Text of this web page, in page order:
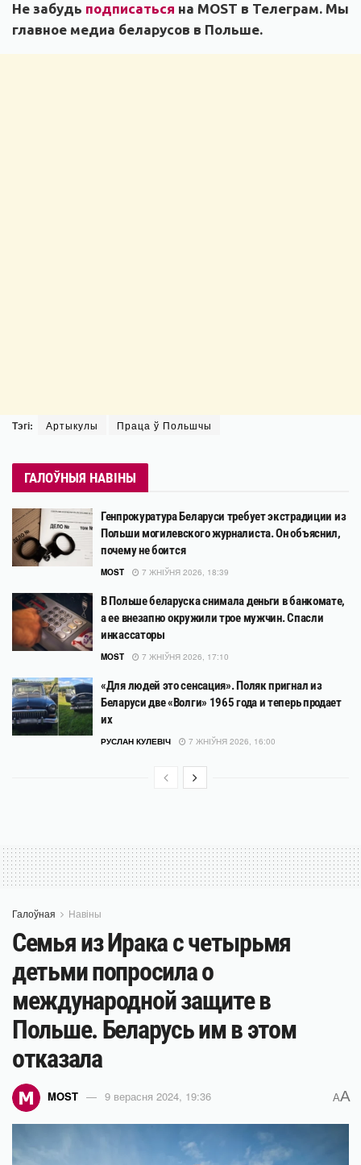
Не забудь подписаться на MOST в Телеграм. Мы
главное медиа беларусов в Польше.
Тэгі: Артыкулы Праца ў Польшчы
ГАЛОЎНЫЯ НАВІНЫ
Генпрокуратура Беларуси требует экстрадиции из
Польши могилевского журналиста. Он объяснил,
почему не боится
MOST 7 ЖНІЎНЯ 2026, 18:39
В Польше беларуска снимала деньги в банкомате,
а ее внезапно окружили трое мужчин. Спасли
инкассаторы
MOST 7 ЖНІЎНЯ 2026, 17:10
«Для людей это сенсация». Поляк пригнал из
Беларуси две «Волги» 1965 года и теперь продает
их
РУСЛАН КУЛЕВІЧ 7 ЖНІЎНЯ 2026, 16:00
Галоўная Навіны
Семья из Ирака с четырьмя
детьми попросила о
международной защите в
Польше. Беларусь им в этом
отказала
MOST 9 верасня 2024, 19:36 AA